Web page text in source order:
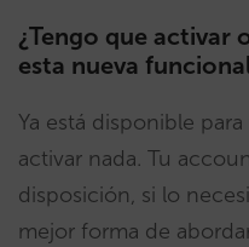
¿Tengo que activar
esta nueva
Ya está disponible
activar nada. Tu
disposición, si lo
mejor forma de